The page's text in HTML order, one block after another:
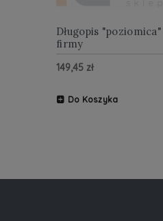
Długopis
firmy
149,45 zł
Do Koszyka